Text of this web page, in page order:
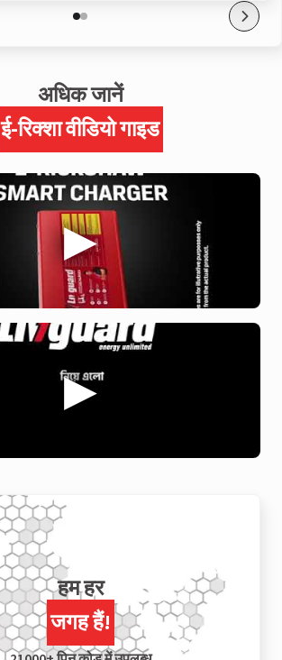
अधिक जानें
ई-रिक्शा वीडियो गाइड
हम हर
जगह हैं!